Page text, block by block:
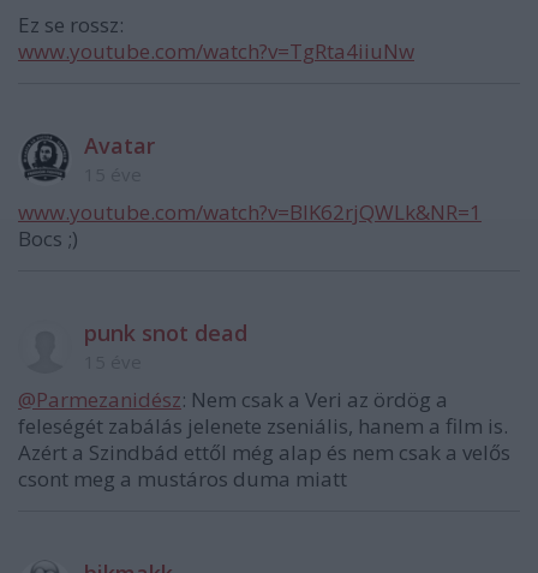
Ez se rossz:
www.youtube.com/watch?v=TgRta4iiuNw
Avatar
www.youtube.com/watch?v=BlK62rjQWLk&NR=1
Bocs ;)
punk snot dead
@Parmezanidész: Nem csak a Veri az ördög a
feleségét zabálás jelenete zseniális, hanem a film is.
Azért a Szindbád ettől még alap és nem csak a velős
csont meg a mustáros duma miatt